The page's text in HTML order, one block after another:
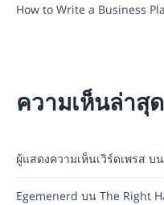
How to Write a Business
ความเห็นล่าสุด
ผู้แสดงความเห็นเวิร์ดเพรส บน
Egemenerd บน The Right